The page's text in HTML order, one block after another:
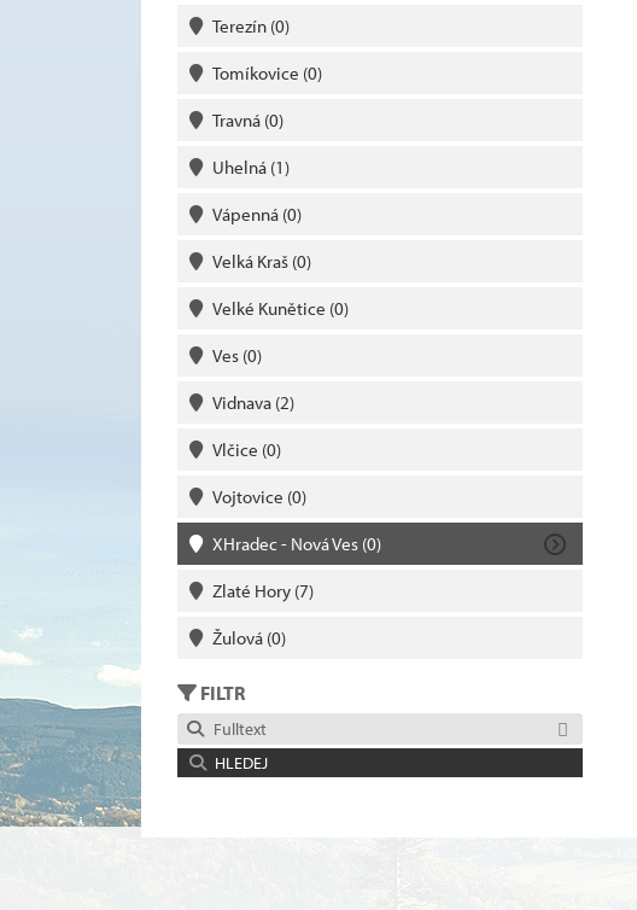
Terezín (0)
Tomíkovice (0)
Travná (0)
Uhelná (1)
Vápenná (0)
Velká Kraš (0)
Velké Kunětice (0)
Ves (0)
Vidnava (2)
Vlčice (0)
Vojtovice (0)
XHradec - Nová Ves (0)
Zlaté Hory (7)
Žulová (0)
FILTR
Fulltext
HLEDEJ